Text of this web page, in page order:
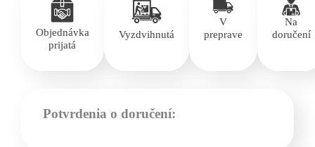
Objednávka
prijatá
Vyzdvihnutá
V
preprave
Na
doručení
Potvrdenia o doručení: